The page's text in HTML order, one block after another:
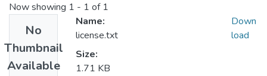
Now showing 1 - 1 of 1
No
Thumbnail
Available
Name:
license.txt
Size:
1.71 KB
Down
load